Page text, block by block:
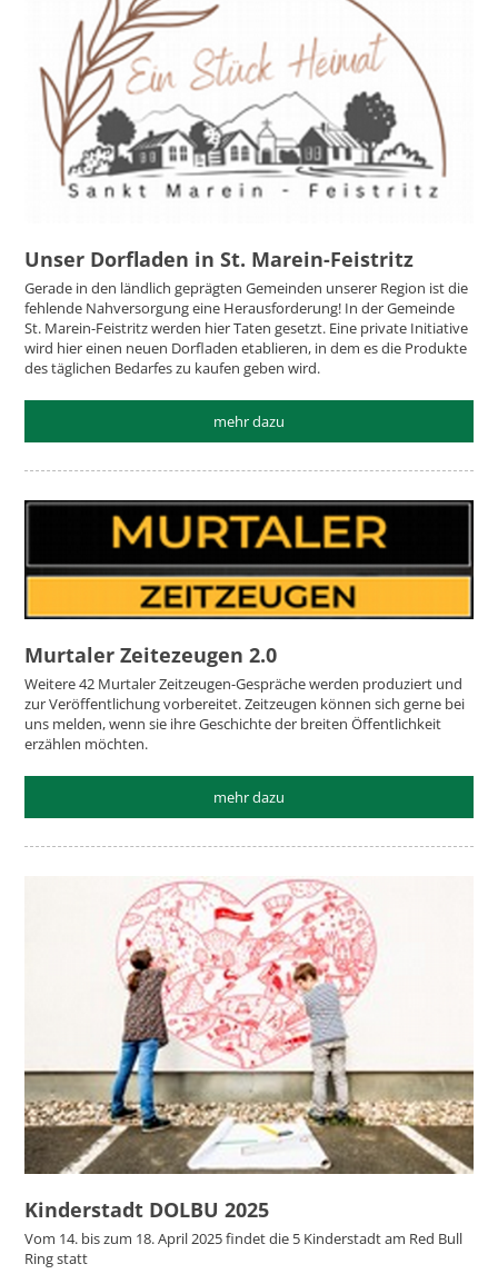
Unser Dorfladen in St. Marein-Feistritz
Gerade in den ländlich geprägten Gemeinden unserer Region ist die
fehlende Nahversorgung eine Herausforderung! In der Gemeinde
St. Marein-Feistritz werden hier Taten gesetzt. Eine private Initiative
wird hier einen neuen Dorfladen etablieren, in dem es die Produkte
des täglichen Bedarfes zu kaufen geben wird.
mehr dazu
Murtaler Zeitezeugen 2.0
Weitere 42 Murtaler Zeitzeugen-Gespräche werden produziert und
zur Veröffentlichung vorbereitet. Zeitzeugen können sich gerne bei
uns melden, wenn sie ihre Geschichte der breiten Öffentlichkeit
erzählen möchten.
mehr dazu
Kinderstadt DOLBU 2025
Vom 14. bis zum 18. April 2025 findet die 5 Kinderstadt am Red Bull
Ring statt